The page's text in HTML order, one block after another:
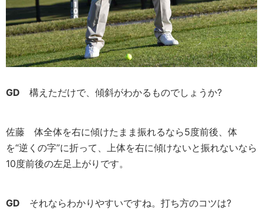
GD 構えただけで、傾斜がわかるものでしょうか?
佐藤 体全体を右に傾けたまま振れるなら5度前後、体
を“逆くの字”に折って、上体を右に傾けないと振れないなら
10度前後の左足上がりです。
GD それならわかりやすいですね。打ち方のコツは?